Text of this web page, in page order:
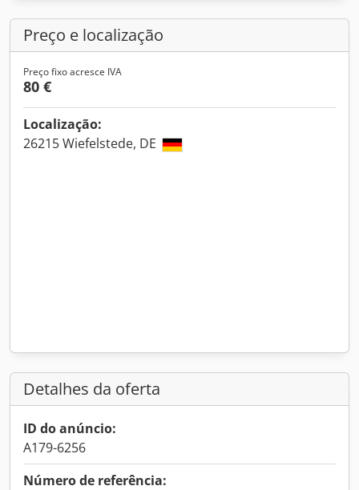
Preço e localização
Preço fixo acresce IVA
80 €
Localização:
26215 Wiefelstede, DE
Detalhes da oferta
ID do anúncio:
A179-6256
Número de referência: